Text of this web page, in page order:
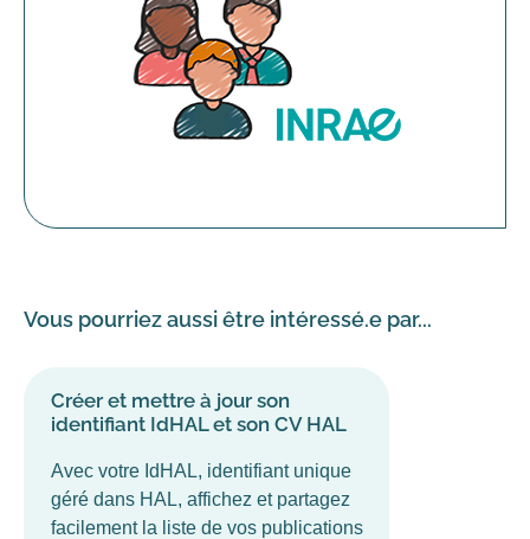
Vous pourriez aussi être intéressé.e par...
Créer et mettre à jour son
identifiant IdHAL et son CV HAL
Avec votre IdHAL, identifiant unique
géré dans HAL, affichez et partagez
facilement la liste de vos publications